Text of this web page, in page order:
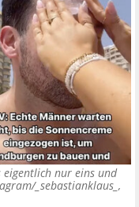
eigentlich nur eins und
_sebastianklaus_,